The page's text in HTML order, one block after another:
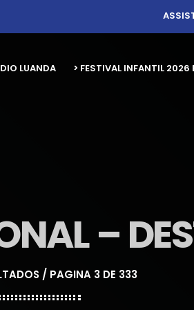
LUANDA > FESTIVAL INFANTIL
–
/ PAGINA 3 DE 333